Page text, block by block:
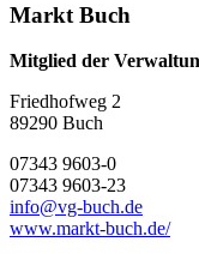
Markt Buch
Mitglied der
Friedhofweg 2
89290 Buch
07343 9603-0
07343 9603-23
info@vg-buch.de
www.markt-buch.de/